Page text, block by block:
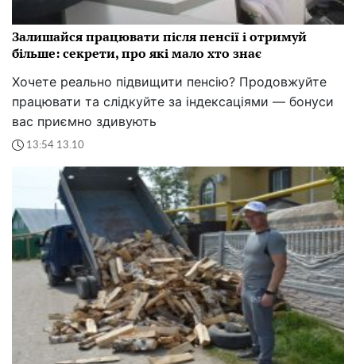
Залишайся працювати після пенсії і отримуй
більше: секрети, про які мало хто знає
Хочете реально підвищити пенсію? Продовжуйте
працювати та слідкуйте за індексаціями — бонуси
вас приємно здивують
13:54 13.10